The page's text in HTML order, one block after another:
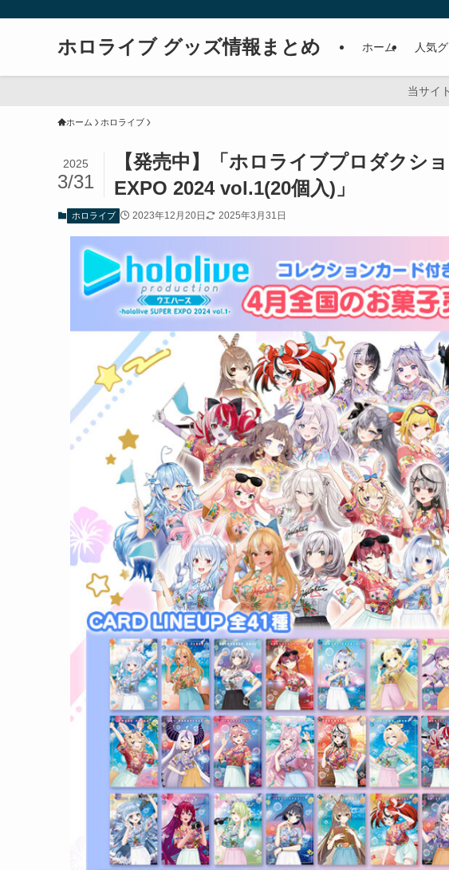
ホロライブ グッズ情報まとめ ホーム 人気
当サイ
ホーム ホロライブ
【発売中】「ホロライブプロダクシ
EXPO 2024 vol.1(20個入)」
2025
3/31
ホロライブ 2023年12月20日 2025年3月31日